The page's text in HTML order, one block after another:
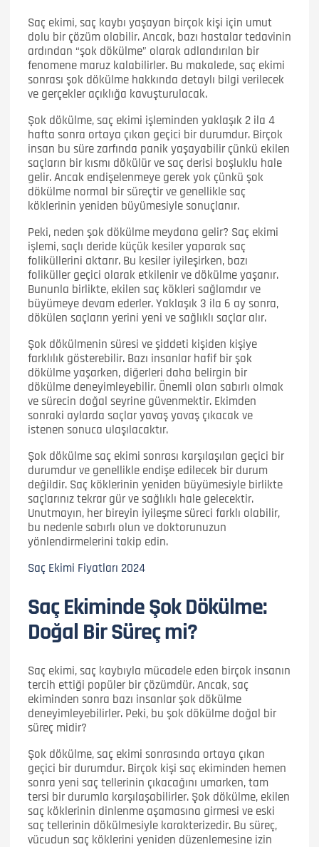
Saç ekimi, saç kaybı yaşayan birçok kişi için umut
dolu bir çözüm olabilir. Ancak, bazı hastalar tedavinin
ardından “şok dökülme” olarak adlandırılan bir
fenomene maruz kalabilirler. Bu makalede, saç ekimi
sonrası şok dökülme hakkında detaylı bilgi verilecek
ve gerçekler açıklığa kavuşturulacak.
Şok dökülme, saç ekimi işleminden yaklaşık 2 ila 4
hafta sonra ortaya çıkan geçici bir durumdur. Birçok
insan bu süre zarfında panik yaşayabilir çünkü ekilen
saçların bir kısmı dökülür ve saç derisi boşluklu hale
gelir. Ancak endişelenmeye gerek yok çünkü şok
dökülme normal bir süreçtir ve genellikle saç
köklerinin yeniden büyümesiyle sonuçlanır.
Peki, neden şok dökülme meydana gelir? Saç ekimi
işlemi, saçlı deride küçük kesiler yaparak saç
foliküllerini aktarır. Bu kesiler iyileşirken, bazı
foliküller geçici olarak etkilenir ve dökülme yaşanır.
Bununla birlikte, ekilen saç kökleri sağlamdır ve
büyümeye devam ederler. Yaklaşık 3 ila 6 ay sonra,
dökülen saçların yerini yeni ve sağlıklı saçlar alır.
Şok dökülmenin süresi ve şiddeti kişiden kişiye
farklılık gösterebilir. Bazı insanlar hafif bir şok
dökülme yaşarken, diğerleri daha belirgin bir
dökülme deneyimleyebilir. Önemli olan sabırlı olmak
ve sürecin doğal seyrine güvenmektir. Ekimden
sonraki aylarda saçlar yavaş yavaş çıkacak ve
istenen sonuca ulaşılacaktır.
Şok dökülme saç ekimi sonrası karşılaşılan geçici bir
durumdur ve genellikle endişe edilecek bir durum
değildir. Saç köklerinin yeniden büyümesiyle birlikte
saçlarınız tekrar gür ve sağlıklı hale gelecektir.
Unutmayın, her bireyin iyileşme süreci farklı olabilir,
bu nedenle sabırlı olun ve doktorunuzun
yönlendirmelerini takip edin.
Saç Ekimi Fiyatları 2024
Saç Ekiminde Şok Dökülme:
Doğal Bir Süreç mi?
Saç ekimi, saç kaybıyla mücadele eden birçok insanın
tercih ettiği popüler bir çözümdür. Ancak, saç
ekiminden sonra bazı insanlar şok dökülme
deneyimleyebilirler. Peki, bu şok dökülme doğal bir
süreç midir?
Şok dökülme, saç ekimi sonrasında ortaya çıkan
geçici bir durumdur. Birçok kişi saç ekiminden hemen
sonra yeni saç tellerinin çıkacağını umarken, tam
tersi bir durumla karşılaşabilirler. Şok dökülme, ekilen
saç köklerinin dinlenme aşamasına girmesi ve eski
saç tellerinin dökülmesiyle karakterizedir. Bu süreç,
vücudun saç köklerini yeniden düzenlemesine izin